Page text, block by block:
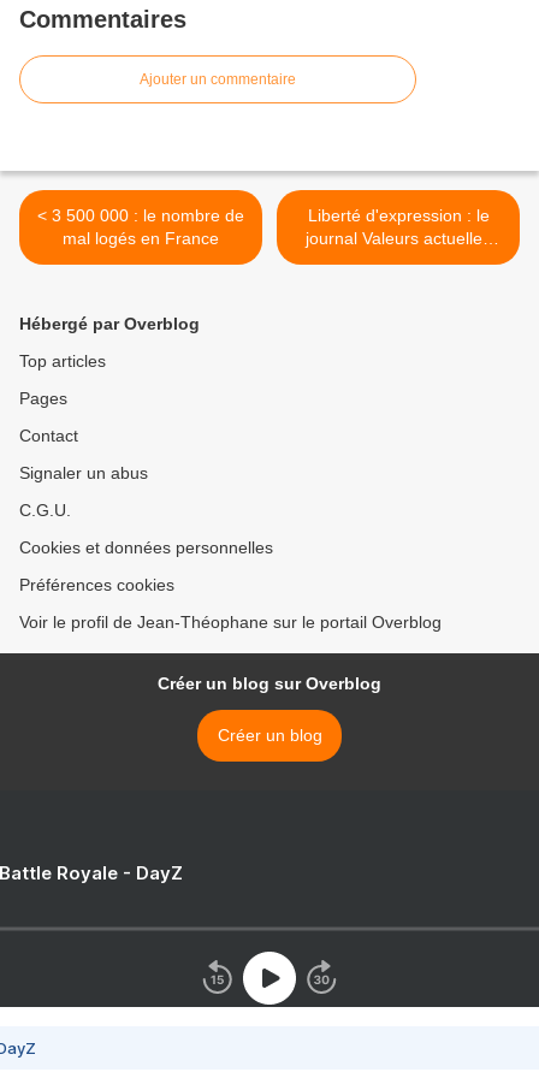
Commentaires
Ajouter un commentaire
< 3 500 000 : le nombre de
mal logés en France
Liberté d'expression : le
journal Valeurs actuelles
condamné pour une
Hébergé par Overblog
Top articles
Pages
Contact
Signaler un abus
C.G.U.
Cookies et données personnelles
Préférences cookies
Voir le profil de Jean-Théophane sur le portail Overblog
Créer un blog sur Overblog
Créer un blog
Royale - DayZ